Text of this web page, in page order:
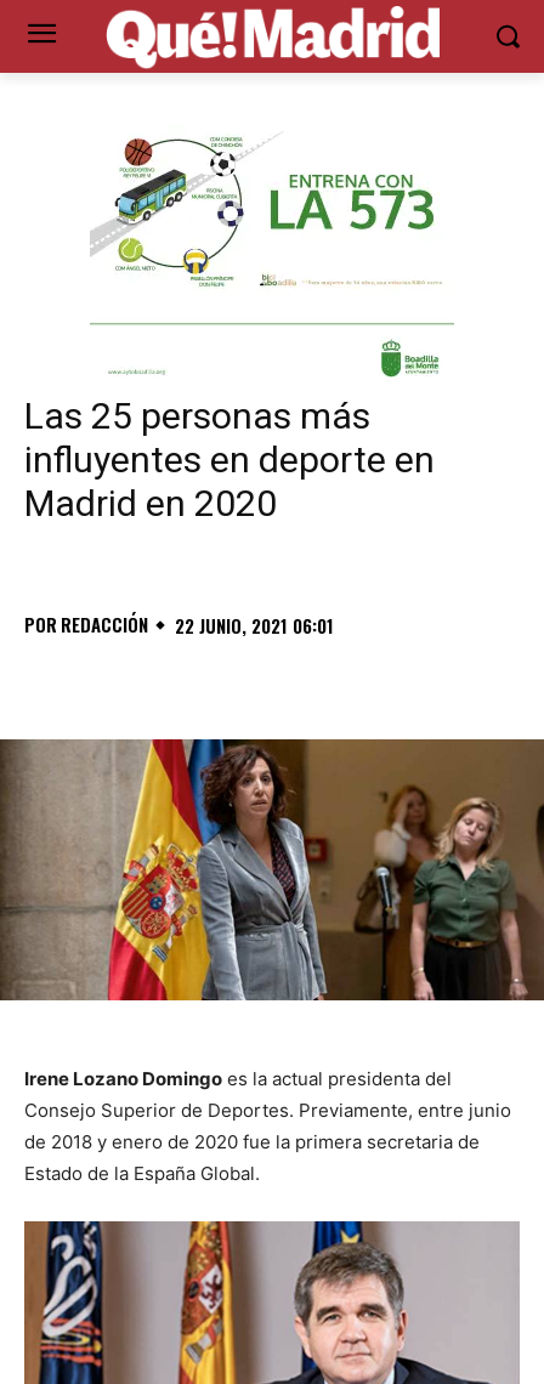
Las 25 personas más
influyentes en deporte en
Madrid en 2020
POR REDACCIÓN 22 JUNIO, 2021 06:01
Irene Lozano Domingo es la actual presidenta del
Consejo Superior de Deportes. Previamente, entre junio
de 2018 y enero de 2020 fue la primera secretaria de
Estado de la España Global.